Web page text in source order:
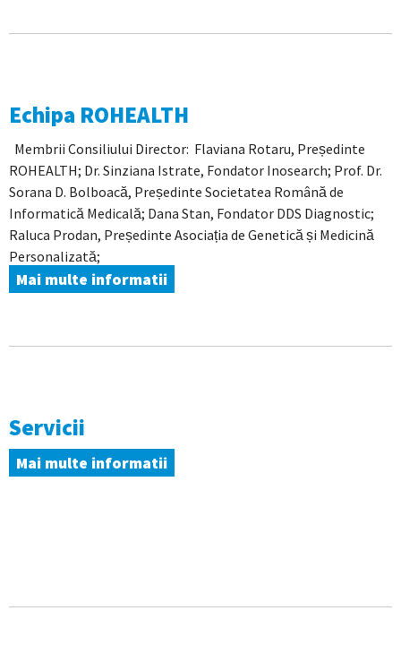
Echipa ROHEALTH
Membrii Consiliului Director: Flaviana Rotaru, Președinte
ROHEALTH; Dr. Sinziana Istrate, Fondator Inosearch; Prof. Dr.
Sorana D. Bolboacă, Președinte Societatea Română de
Informatică Medicală; Dana Stan, Fondator DDS Diagnostic;
Raluca Prodan, Președinte Asociația de Genetică și Medicină
Personalizată;
Mai multe informatii
Servicii
Mai multe informatii